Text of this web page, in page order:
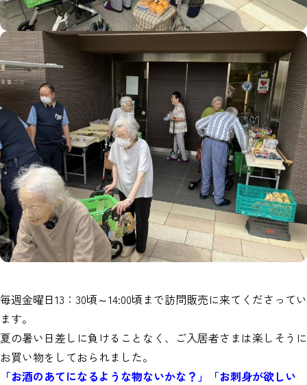
毎週金曜日13：30頃～14:00頃まで訪問販売に来てくださってい
ます。
夏の暑い日差しに負けることなく、ご入居者さまは楽しそうに
お買い物をしておられました。
「お酒のあてになるような物ないかな？」「お刺身が欲しい